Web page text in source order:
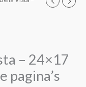
– 24×17
pagina’s